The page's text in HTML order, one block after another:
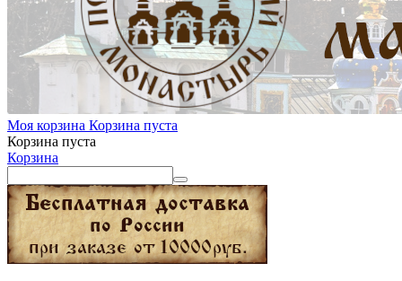
Моя корзина Корзина пуста
Корзина пуста
Корзина